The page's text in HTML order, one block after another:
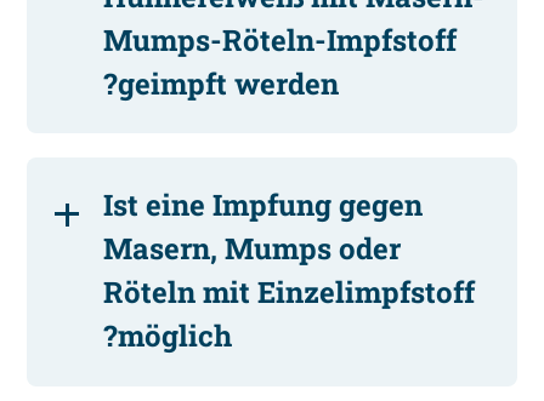
Mumps-Röteln-Impfstoff
geimpft werden?
Ist eine Impfung gegen
Masern, Mumps oder
Röteln mit Einzelimpfstoff
möglich?